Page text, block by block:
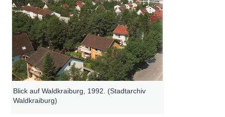
Blick auf Waldkraiburg, 1992. (Stadtarchiv
Waldkraiburg)